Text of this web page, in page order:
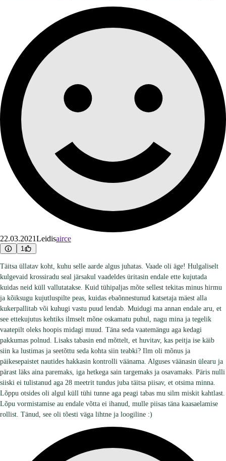
22.03.2021Leidisairce
1
Täitsa üllatav koht, kuhu selle aarde algus juhatas. Vaade oli äge! Hulgaliselt
kulgevaid krossiradu seal järsakul vaadeldes üritasin endale ette kujutada
kuidas neid küll vallutatakse. Kuid tühipaljas mõte sellest tekitas minus hirmu
ja kõiksugu kujutluspilte peas, kuidas ebaõnnestunud katsetaja mäest alla
kukerpallitab või kuhugi vastu puud lendab. Muidugi ma annan endale aru, et
see ettekujutus kehtiks ilmselt mõne oskamatu puhul, nagu mina ja tegelik
vaatepilt oleks hoopis midagi muud. Täna seda vaatemängu aga kedagi
pakkumas polnud. Lisaks tabasin end mõttelt, et huvitav, kas peitja ise käib
siin ka lustimas ja seetõttu seda kohta siin teabki? Ilm oli mõnus ja
päikesepaistet nautides hakkasin kontrolli väänama. Alguses väänasin ülearu ja
pärast läks aina paremaks, iga hetkega sain targemaks ja osavamaks. Päris nulli
siiski ei tulistanud aga 28 meetrit tundus juba täitsa piisav, et otsima minna.
Lõppu otsides oli algul küll tühi tunne aga peagi tabas mu silm miskit kahtlast.
Lõpu vormistamise au endale võtta ei ihanud, mulle piisas täna kaasaelamise
rollist. Tänud, see oli tõesti väga lihtne ja loogiline :)